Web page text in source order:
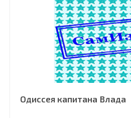
Одиссея капитана Влада